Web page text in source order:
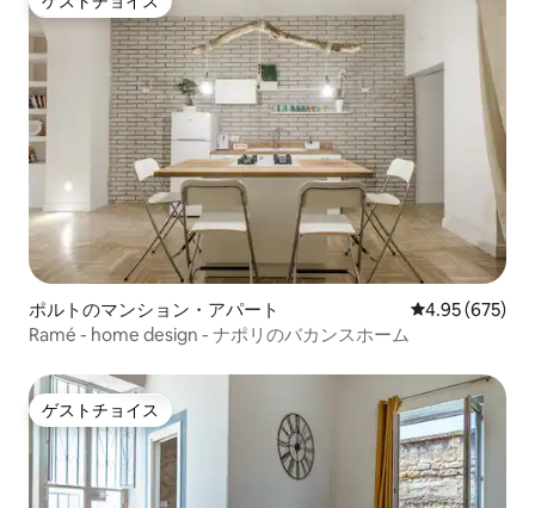
ゲストチョイス
ポルトのマンション・アパート レビュー675
4.95 (675)
Ramé - home design - ナポリのバカンスホーム
ゲストチョイス
ゲストチョイス